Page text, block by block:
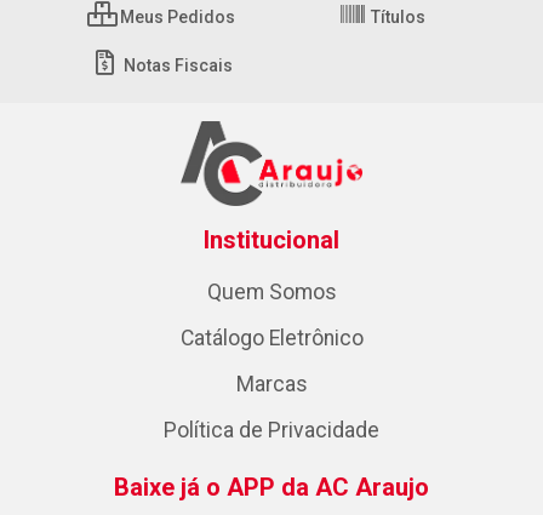
Meus Pedidos Títulos
Notas Fiscais
Institucional
Quem Somos
Catálogo Eletrônico
Marcas
Política de Privacidade
Baixe já o APP da AC Araujo